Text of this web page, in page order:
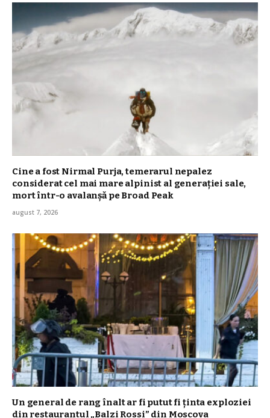
Cine a fost Nirmal Purja, temerarul nepalez
considerat cel mai mare alpinist al generației sale,
mort într-o avalanșă pe Broad Peak
august 7, 2026
Un general de rang înalt ar fi putut fi ținta exploziei
din restaurantul „Balzi Rossi” din Moscova